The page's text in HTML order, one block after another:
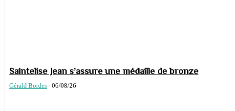
Saintelise Jean s’assure une médaille de bronze
Gérald Bordes - 06/08/26